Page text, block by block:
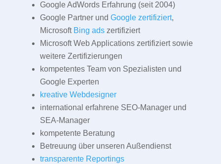
Google AdWords Erfahrung (seit 2004)
Google Partner und Google zertifiziert,
Microsoft Bing adszertifiziert
Microsoft Web Applications zertifiziert sowie
weitere Zertifizierungen
kompetentes Team von Spezialisten und
Google Experten
kreative Webdesigner
international erfahrene SEO-Manager und
SEA-Manager
kompetente Beratung
Betreuung über unseren Außendienst
transparente Reportings